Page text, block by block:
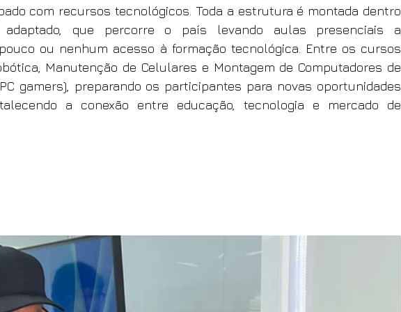
com recursos tecnológicos. Toda a estrutura é montada dentro
que percorre o país levando aulas presenciais a
ou nenhum acesso à formação tecnológica. Entre os cursos
Manutenção de Celulares e Montagem de Computadores de
gamers), preparando os participantes para novas oportunidades
a conexão entre educação, tecnologia e mercado de